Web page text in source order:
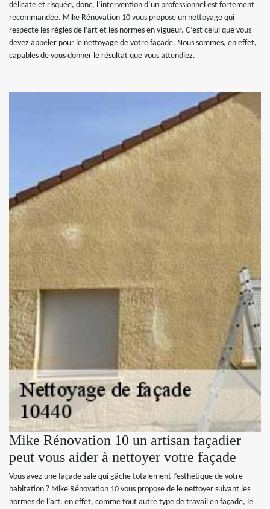
délicate et risquée, donc, l’intervention d’un professionnel est fortement
recommandée. Mike Rénovation 10 vous propose un nettoyage qui
respecte les règles de l’art et les normes en vigueur. C’est celui que vous
devez appeler pour le nettoyage de votre façade. Nous sommes, en effet,
capables de vous donner le résultat que vous attendiez.
Mike Rénovation 10 un artisan façadier
peut vous aider à nettoyer votre façade
Vous avez une façade sale qui gâche totalement l’esthétique de votre
habitation ? Mike Rénovation 10 vous propose de le nettoyer suivant les
normes de l’art. en effet, comme tout autre type de travail en façade, le